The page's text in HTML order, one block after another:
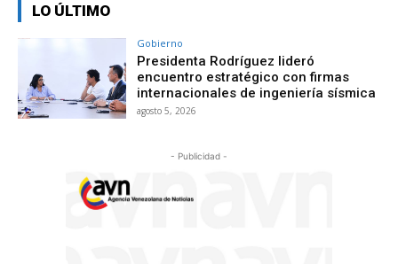
LO ÚLTIMO
Gobierno
Presidenta Rodríguez lideró
encuentro estratégico con firmas
internacionales de ingeniería sísmica
agosto 5, 2026
- Publicidad -